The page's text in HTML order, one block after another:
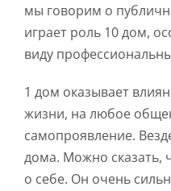
мы говорим о
играет роль 10 дом,
виду
1 дом оказывает
жизни, на любое
самопроявление.
дома. Можно сказать,
о себе. Он очень